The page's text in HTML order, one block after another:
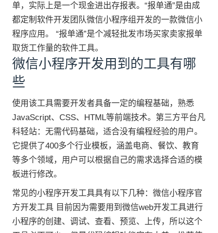
单，实际上是一个现金进出存报表。“报单通”是由成
都定制软件开发团队微信小程序组开发的一款微信小
程序应用。 “报单通”是个减轻批发市场买家卖家报单
取货工作量的软件工具。
微信小程序开发用到的工具有哪
些
使用该工具需要开发者具备一定的编程基础，熟悉
JavaScript、CSS、HTML等前端技术。第三方平台凡
科轻站：无需代码基础，适合没有编程经验的用户。
它提供了400多个行业模板，涵盖电商、餐饮、教育
等多个领域，用户可以根据自己的需求选择合适的模
板进行修改。
常见的小程序开发工具具有以下几种：微信小程序官
方开发工具 目前因为需要用到微信web开发工具进行
小程序的创建、调试、查看、预览、上传，所以这个